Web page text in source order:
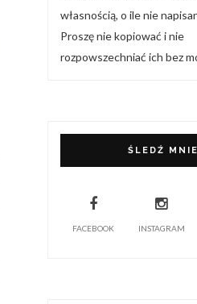
własnością, o ile nie
Proszę nie kopiować i nie
rozpowszechniać ich bez
ŚLEDŹ MNIE
FACEBOOK INSTAGRAM